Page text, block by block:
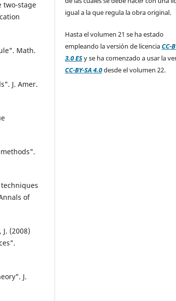
two-stage
Math.
J. Amer.
techniques
of
(2008)
J.
igual a la que regula la obra original.
Hasta el volumen 21 se ha estado
empleando la versión de licenciaCC-
3.0 ESy se ha comenzado a usar la
CC-BY-SA 4.0desde el volumen 22.